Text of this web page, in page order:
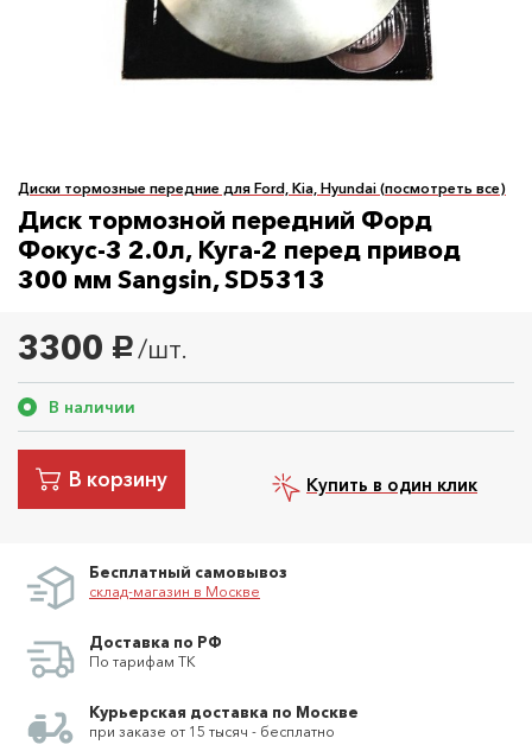
Диски тормозные передние для Ford, Kia, Hyundai (посмотреть все)
Диск тормозной передний Форд
Фокус-3 2.0л, Куга-2 перед привод
300 мм Sangsin, SD5313
3300 руб. /шт.
В наличии
В корзину Купить в один клик
Бесплатный самовывоз
склад-магазин в Москве
Доставка по РФ
По тарифам ТК
Курьерская доставка по Москве
при заказе от 15 тысяч - бесплатно